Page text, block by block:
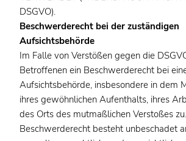
DSGVO).
Beschwerderecht bei der zuständigen
Aufsichtsbehörde
Im Falle von Verstößen gegen die
Betroffenen ein Beschwerderecht bei
Aufsichtsbehörde, insbesondere in dem
ihres gewöhnlichen Aufenthalts, ihres
des Orts des mutmaßlichen Verstoßes
Beschwerderecht besteht unbeschadet